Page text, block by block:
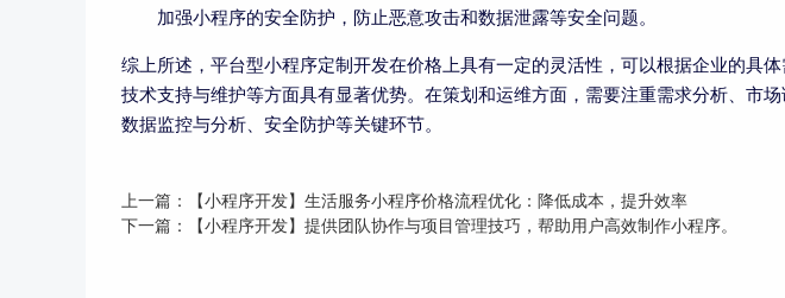
加强小程序的安全防护，防止恶意攻击和数据泄露等安全问题。
综上所述，平台型小程序定制开发在价格上具有一定的灵活性，可以根据企业的具
技术支持与维护等方面具有显著优势。在策划和运维方面，需要注重需求分析、市
数据监控与分析、安全防护等关键环节。
上一篇：
【小程序开发】生活服务小程序价格流程优化：降低成本，提升效率
下一篇：
【小程序开发】提供团队协作与项目管理技巧，帮助用户高效制作小程序。